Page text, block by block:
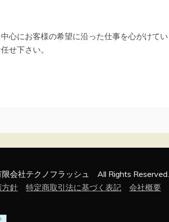
心にお客様の希望に沿った仕事を心がけて
せ下さい。
限会社テクノフラッシュ All Rights Reserved.
方針
特定商取引法に基づく表記 会社概要